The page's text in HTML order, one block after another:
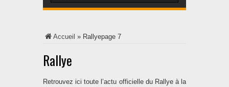
Accueil » Rallyepage 7
Rallye
Retrouvez ici toute l’actu officielle du Rallye à la